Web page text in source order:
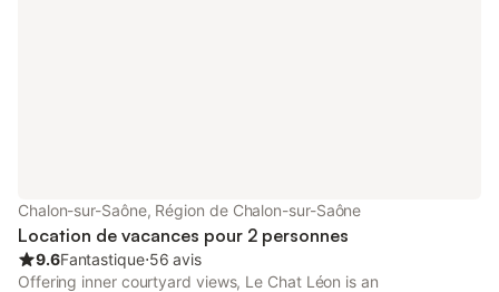
Chalon-sur-Saône, Région de Chalon-sur-Saône
Location de vacances pour 2 personnes
9.6Fantastique⋅56 avis
Offering inner courtyard views, Le Chat Léon is an